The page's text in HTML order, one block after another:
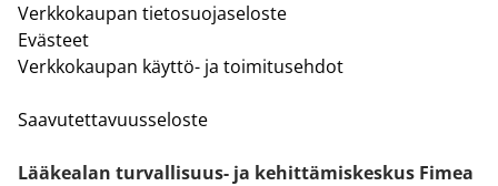
Verkkokaupan tietosuojaseloste
Evästeet
Verkkokaupan käyttö- ja toimitusehdot
Saavutettavuusseloste
Lääkealan turvallisuus- ja kehittämiskeskus Fimea